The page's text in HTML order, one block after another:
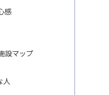
感
設マップ
人